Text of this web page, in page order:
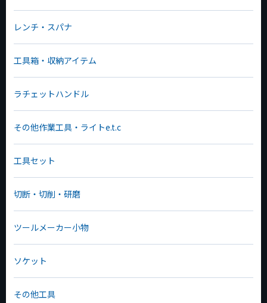
レンチ・スパナ
工具箱・収納アイテム
ラチェットハンドル
その他作業工具・ライトe.t.c
工具セット
切断・切削・研磨
ツールメーカー小物
ソケット
その他工具